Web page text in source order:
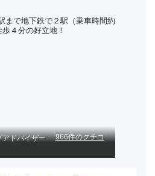
966件のクチコ